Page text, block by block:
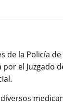
de la Policía
el Juzgado